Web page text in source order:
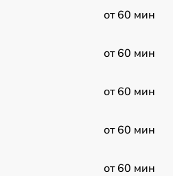
от 60 мин
от 60 мин
от 60 мин
от 60 мин
от 60 мин